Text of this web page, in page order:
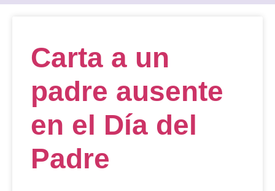
Carta a un
padre ausente
en el Día del
Padre